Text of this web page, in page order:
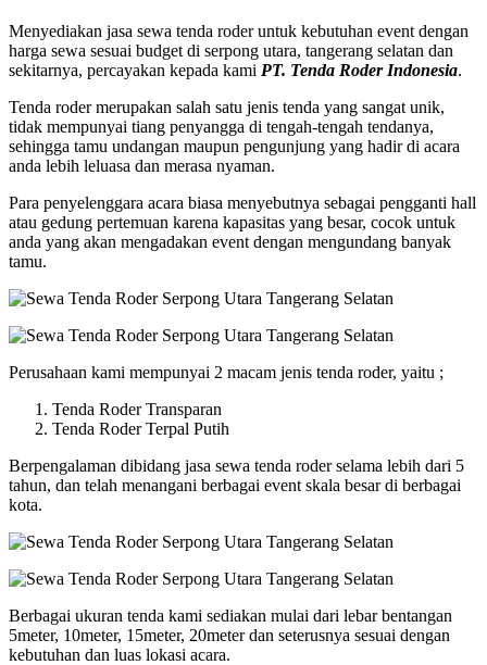
Menyediakan jasa sewa tenda roder untuk kebutuhan event dengan
harga sewa sesuai budget di serpong utara, tangerang selatan dan
sekitarnya, percayakan kepada kami PT. Tenda Roder Indonesia.
Tenda roder merupakan salah satu jenis tenda yang sangat unik,
tidak mempunyai tiang penyangga di tengah-tengah tendanya,
sehingga tamu undangan maupun pengunjung yang hadir di acara
anda lebih leluasa dan merasa nyaman.
Para penyelenggara acara biasa menyebutnya sebagai pengganti hall
atau gedung pertemuan karena kapasitas yang besar, cocok untuk
anda yang akan mengadakan event dengan mengundang banyak
tamu.
Perusahaan kami mempunyai 2 macam jenis tenda roder, yaitu ;
Tenda Roder Transparan
Tenda Roder Terpal Putih
Berpengalaman dibidang jasa sewa tenda roder selama lebih dari 5
tahun, dan telah menangani berbagai event skala besar di berbagai
kota.
Berbagai ukuran tenda kami sediakan mulai dari lebar bentangan
5meter, 10meter, 15meter, 20meter dan seterusnya sesuai dengan
kebutuhan dan luas lokasi acara.